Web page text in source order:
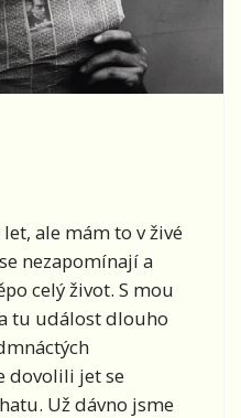
ale mám to v živé
nezapomínají a
celý život. S mou
tu událost dlouho
dovolili jet se
Už dávno jsme